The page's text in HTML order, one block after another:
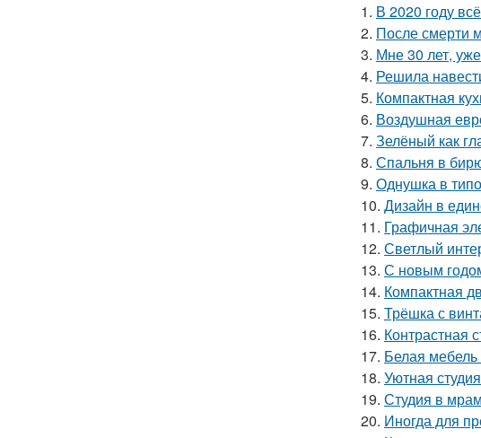
1. В 2020 году
2. После смерти
3. Мне 30 лет,
4. Решила
5. Компактная
6. Воздушная
7. Зелёный как
8. Спальня в
9. Однушка в
10. Дизайн в
11. Графичная
12. Светлый
13. С новым
14. Компактная
15. Трёшка с
16. Контрастная
17. Белая мебель
18. Уютная
19. Студия в
20. Иногда для